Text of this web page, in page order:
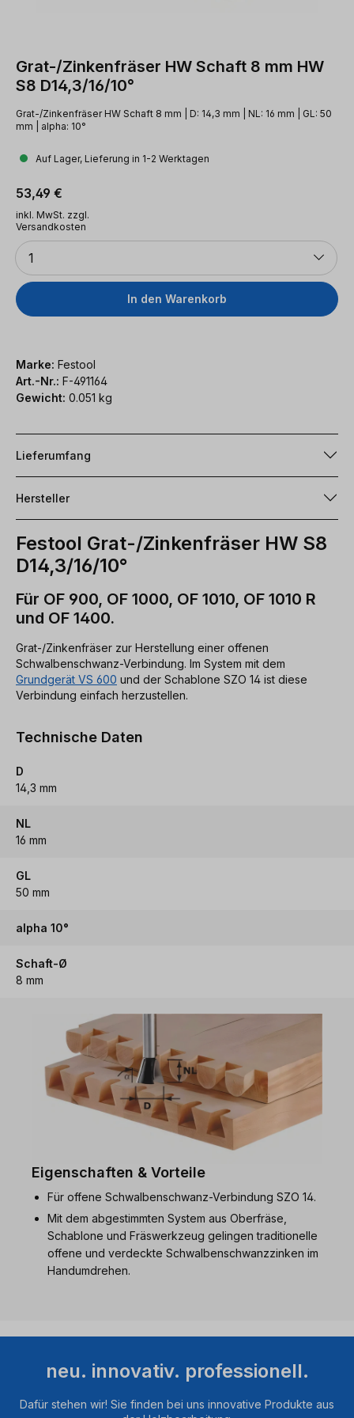
Grat-/Zinkenfräser HW Schaft 8 mm HW
S8 D14,3/16/10°
Grat-/Zinkenfräser HW Schaft 8 mm | D: 14,3 mm | NL: 16 mm | GL: 50
mm | alpha: 10°
Auf Lager, Lieferung in 1-2 Werktagen
Regulärer Preis:
53,49 €
inkl. MwSt. zzgl.
Versandkosten
Anzahl
1
In den Warenkorb
Marke: Festool
Art.-Nr.: F-491164
Gewicht: 0.051 kg
Lieferumfang
Hersteller
Festool Grat-/Zinkenfräser HW S8
D14,3/16/10°
Für OF 900, OF 1000, OF 1010, OF 1010 R
und OF 1400.
Grat-/Zinkenfräser zur Herstellung einer offenen
Schwalbenschwanz-Verbindung. Im System mit dem
Grundgerät VS 600 und der Schablone SZO 14 ist diese
Verbindung einfach herzustellen.
Technische Daten
D
14,3 mm
NL
16 mm
GL
50 mm
alpha 10°
Schaft-Ø
8 mm
Eigenschaften & Vorteile
Für offene Schwalbenschwanz-Verbindung SZO 14.
Mit dem abgestimmten System aus Oberfräse,
Schablone und Fräswerkzeug gelingen traditionelle
offene und verdeckte Schwalbenschwanzzinken im
Handumdrehen.
neu. innovativ. professionell.
Dafür stehen wir! Sie finden bei uns innovative Produkte aus